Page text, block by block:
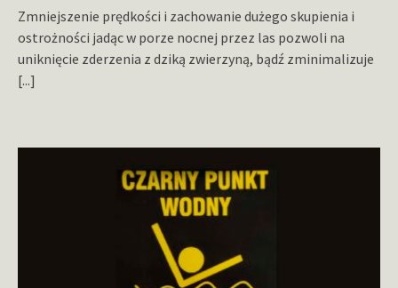
Zmniejszenie prędkości i zachowanie dużego skupienia i
ostrożności jadąc w porze nocnej przez las pozwoli na
uniknięcie zderzenia z dziką zwierzyną, bądź zminimalizuje
[...]